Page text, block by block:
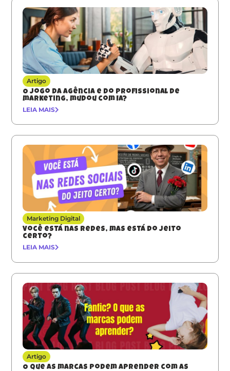
Artigo
O jogo da agência e do profissional de
marketing, mudou com IA?
LEIA MAIS
Marketing Digital
Você está nas redes, mas está do jeito
certo?
LEIA MAIS
Artigo
O que as marcas podem aprender com as